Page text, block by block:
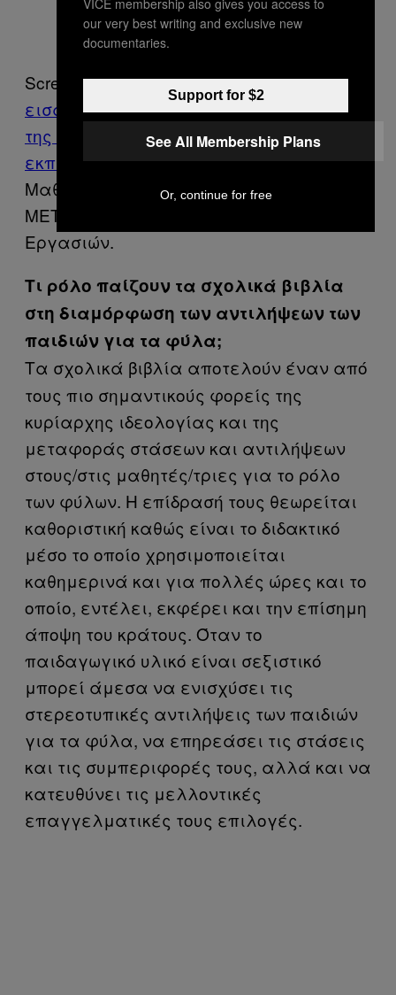
Screenshot απόέρευνα με στόχο την
εισαγωγή θεμάτων για την προώθηση
της ισότητας των φύλων στην
εκπαιδευτική διαδικασία. ΜΕ:
Μαθηματικά Ε’ τάξης,
ΜΕΤΕ: Μαθηματικά, Ε ́ Τάξη, Τετράδιο
Εργασιών.
Τι ρόλο παίζουν τα σχολικά βιβλία
στη διαμόρφωση των αντιλήψεων των
παιδιών για τα φύλα;
Τα σχολικά βιβλία αποτελούν έναν από
τους πιο σημαντικούς φορείς της
κυρίαρχης ιδεολογίας και της
μεταφοράς στάσεων και αντιλήψεων
στους/στις μαθητές/τριες για το ρόλο
των φύλων. Η επίδρασή τους θεωρείται
καθοριστική καθώς είναι το διδακτικό
μέσο το οποίο χρησιμοποιείται
καθημερινά και για πολλές ώρες και το
οποίο, εντέλει, εκφέρει και την επίσημη
άποψη του κράτους. Όταν το
παιδαγωγικό υλικό είναι σεξιστικό
μπορεί άμεσα να ενισχύσει τις
στερεοτυπικές αντιλήψεις των παιδιών
για τα φύλα, να επηρεάσει τις στάσεις
και τις συμπεριφορές τους, αλλά και να
κατευθύνει τις μελλοντικές
επαγγελματικές τους επιλογές.
our very best writing and exclusive new
documentaries.
Support for $2
See All Membership Plans
Or, continue for free